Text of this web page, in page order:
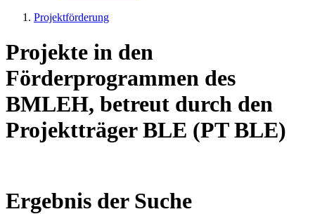
Projektförderung
Projekte in den
Förderprogrammen des
BMLEH, betreut durch den
Projektträger BLE (PT BLE)
Ergebnis der Suche